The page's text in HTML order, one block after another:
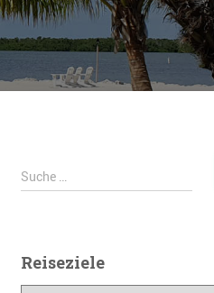
Suche …
Reiseziele